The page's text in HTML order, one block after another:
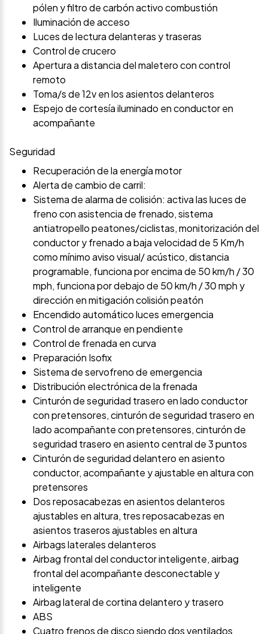
pólen y filtro de carbón activo combustión
Iluminación de acceso
Luces de lectura delanteras y traseras
Control de crucero
Apertura a distancia del maletero con control
remoto
Toma/s de 12v en los asientos delanteros
Espejo de cortesía iluminado en conductor en
acompañante
Seguridad
Recuperación de la energía motor
Alerta de cambio de carril:
Sistema de alarma de colisión: activa las luces de
freno con asistencia de frenado, sistema
antiatropello peatones/ciclistas, monitorización del
conductor y frenado a baja velocidad de 5 Km/h
como mínimo aviso visual/ acústico, distancia
programable, funciona por encima de 50 km/h / 30
mph, funciona por debajo de 50 km/h / 30 mph y
dirección en mitigación colisión peatón
Encendido automático luces emergencia
Control de arranque en pendiente
Control de frenada en curva
Preparación Isofix
Sistema de servofreno de emergencia
Distribución electrónica de la frenada
Cinturón de seguridad trasero en lado conductor
con pretensores, cinturón de seguridad trasero en
lado acompañante con pretensores, cinturón de
seguridad trasero en asiento central de 3 puntos
Cinturón de seguridad delantero en asiento
conductor, acompañante y ajustable en altura con
pretensores
Dos reposacabezas en asientos delanteros
ajustables en altura, tres reposacabezas en
asientos traseros ajustables en altura
Airbags laterales delanteros
Airbag frontal del conductor inteligente, airbag
frontal del acompañante desconectable y
inteligente
Airbag lateral de cortina delantero y trasero
ABS
Cuatro frenos de disco siendo dos ventilados